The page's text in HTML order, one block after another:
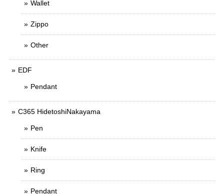
Wallet
Zippo
Other
EDF
Pendant
C365 HidetoshiNakayama
Pen
Knife
Ring
Pendant